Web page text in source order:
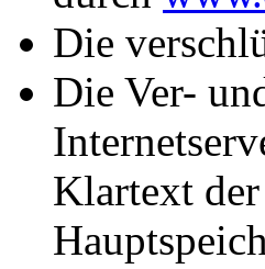
Die
Die Ver-
Klartext